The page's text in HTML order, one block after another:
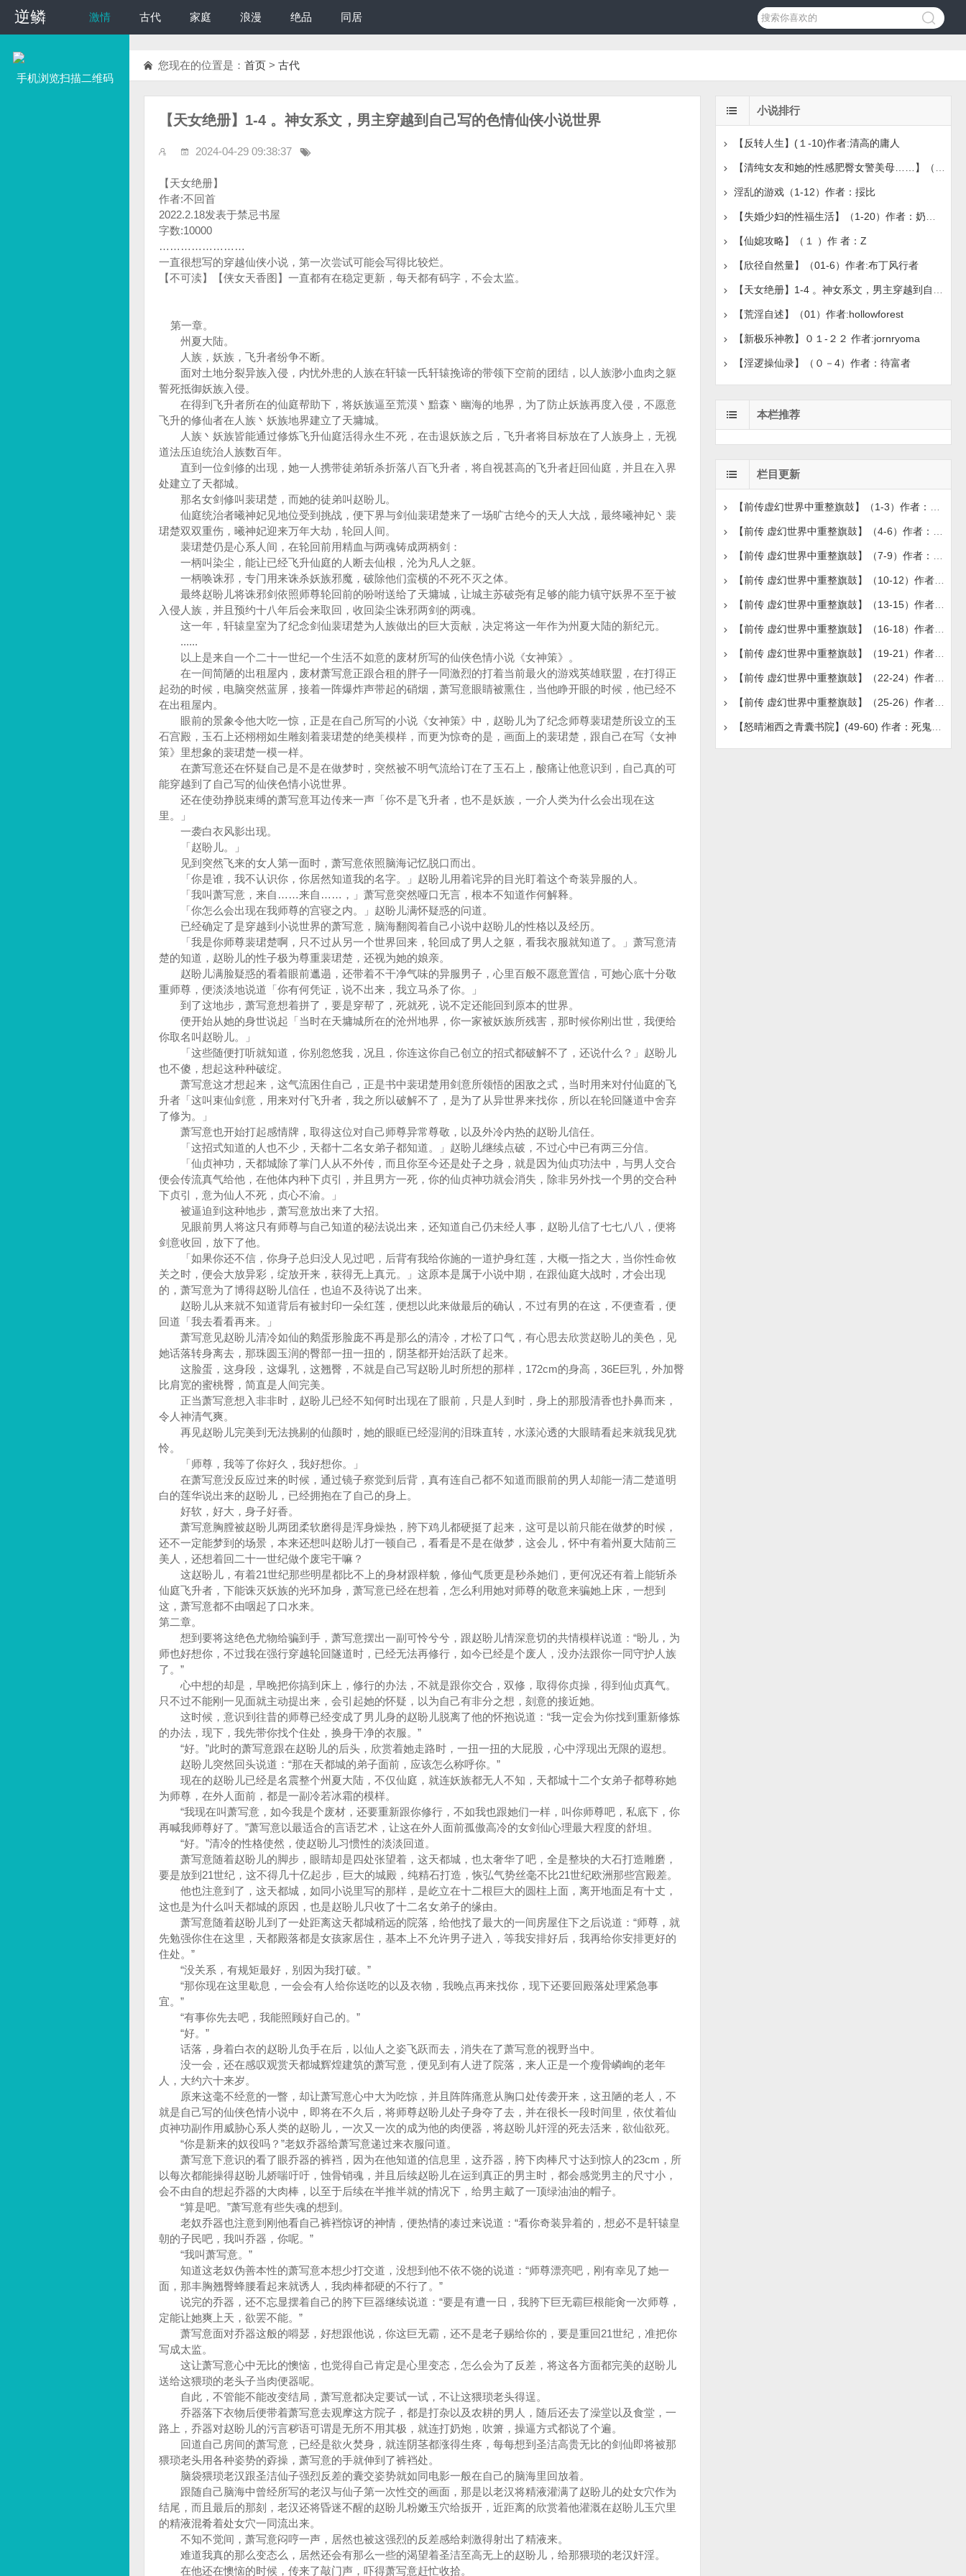
逆鳞
逆鳞 激情 古代 家庭 浪漫 绝品 同居
手机浏览扫描二维码
您现在的位置是： 首页 > 古代
【天女绝册】1-4 。神女系文，男主穿越到自己写的色情仙侠小说世界
2024-04-29 09:38:37
【天女绝册】
作者:不回首
2022.2.18发表于禁忌书屋
字数:10000
……………………
一直很想写的穿越仙侠小说，第一次尝试可能会写得比较烂。
【不可渎】【侠女天香图】一直都有在稳定更新，每天都有码字，不会太监。
第一章。
州夏大陆。
人族，妖族，飞升者纷争不断。
面对土地分裂异族入侵，内忧外患的人族在轩辕一氏轩辕挽谛的带领下空前的团结，以人族渺小血肉之躯
誓死抵御妖族入侵。
在得到飞升者所在的仙庭帮助下，将妖族逼至荒漠丶黯森丶幽海的地界，为了防止妖族再度入侵，不愿意
飞升的修仙者在人族丶妖族地界建立了天墉城。
人族丶妖族皆能通过修炼飞升仙庭活得永生不死，在击退妖族之后，飞升者将目标放在了人族身上，无视
道法压迫统治人族数百年。
直到一位剑修的出现，她一人携带徒弟斩杀折落八百飞升者，将自视甚高的飞升者赶回仙庭，并且在入界
处建立了天都城。
那名女剑修叫裴珺楚，而她的徒弟叫赵盼儿。
仙庭统治者曦神妃见地位受到挑战，便下界与剑仙裴珺楚来了一场旷古绝今的天人大战，最终曦神妃丶裴
珺楚双双重伤，曦神妃迎来万年大劫，轮回人间。
裴珺楚仍是心系人间，在轮回前用精血与两魂铸成两柄剑：
一柄叫染尘，能让已经飞升仙庭的人断去仙根，沦为凡人之躯。
一柄唤诛邪，专门用来诛杀妖族邪魔，破除他们蛮横的不死不灭之体。
最终赵盼儿将诛邪剑依照师尊轮回前的吩咐送给了天墉城，让城主苏破尧有足够的能力镇守妖界不至于被
入侵人族，并且预约十八年后会来取回，收回染尘诛邪两剑的两魂。
这一年，轩辕皇室为了纪念剑仙裴珺楚为人族做出的巨大贡献，决定将这一年作为州夏大陆的新纪元。
......
以上是来自一个二十一世纪一个生活不如意的废材所写的仙侠色情小说《女神策》。
在一间简陋的出租屋内，废材萧写意正跟合租的胖子一同激烈的打着当前最火的游戏英雄联盟，在打得正
起劲的时候，电脑突然蓝屏，接着一阵爆炸声带起的硝烟，萧写意眼睛被熏住，当他睁开眼的时候，他已经不
在出租屋内。
眼前的景象令他大吃一惊，正是在自己所写的小说《女神策》中，赵盼儿为了纪念师尊裴珺楚所设立的玉
石宫殿，玉石上还栩栩如生雕刻着裴珺楚的绝美模样，而更为惊奇的是，画面上的裴珺楚，跟自己在写《女神
策》里想象的裴珺楚一模一样。
在萧写意还在怀疑自己是不是在做梦时，突然被不明气流给订在了玉石上，酸痛让他意识到，自己真的可
能穿越到了自己写的仙侠色情小说世界。
还在使劲挣脱束缚的萧写意耳边传来一声「你不是飞升者，也不是妖族，一介人类为什么会出现在这
里。」
一袭白衣风影出现。
「赵盼儿。」
见到突然飞来的女人第一面时，萧写意依照脑海记忆脱口而出。
「你是谁，我不认识你，你居然知道我的名字。」赵盼儿用着诧异的目光盯着这个奇装异服的人。
「我叫萧写意，来自……来自……，」萧写意突然哑口无言，根本不知道作何解释。
「你怎么会出现在我师尊的宫寝之内。」赵盼儿满怀疑惑的问道。
已经确定了是穿越到小说世界的萧写意，脑海翻阅着自己小说中赵盼儿的性格以及经历。
「我是你师尊裴珺楚啊，只不过从另一个世界回来，轮回成了男人之躯，看我衣服就知道了。」萧写意清
楚的知道，赵盼儿的性子极为尊重裴珺楚，还视为她的娘亲。
赵盼儿满脸疑惑的看着眼前邋遢，还带着不干净气味的异服男子，心里百般不愿意置信，可她心底十分敬
重师尊，便淡淡地说道「你有何凭证，说不出来，我立马杀了你。」
到了这地步，萧写意想着拼了，要是穿帮了，死就死，说不定还能回到原本的世界。
便开始从她的身世说起「当时在天墉城所在的沧州地界，你一家被妖族所残害，那时候你刚出世，我便给
你取名叫赵盼儿。」
「这些随便打听就知道，你别忽悠我，况且，你连这你自己创立的招式都破解不了，还说什么？」赵盼儿
也不傻，想起这种种破绽。
萧写意这才想起来，这气流困住自己，正是书中裴珺楚用剑意所领悟的困敌之式，当时用来对付仙庭的飞
升者「这叫束仙剑意，用来对付飞升者，我之所以破解不了，是为了从异世界来找你，所以在轮回隧道中舍弃
了修为。」
萧写意也开始打起感情牌，取得这位对自己师尊异常尊敬，以及外冷内热的赵盼儿信任。
「这招式知道的人也不少，天都十二名女弟子都知道。」赵盼儿继续点破，不过心中已有两三分信。
「仙贞神功，天都城除了掌门人从不外传，而且你至今还是处子之身，就是因为仙贞功法中，与男人交合
便会传流真气给他，在他体内种下贞引，并且男方一死，你的仙贞神功就会消失，除非另外找一个男的交合种
下贞引，意为仙人不死，贞心不渝。」
被逼迫到这种地步，萧写意放出来了大招。
见眼前男人将这只有师尊与自己知道的秘法说出来，还知道自己仍未经人事，赵盼儿信了七七八八，便将
剑意收回，放下了他。
「如果你还不信，你身子总归没人见过吧，后背有我给你施的一道护身红莲，大概一指之大，当你性命攸
关之时，便会大放异彩，绽放开来，获得无上真元。」这原本是属于小说中期，在跟仙庭大战时，才会出现
的，萧写意为了博得赵盼儿信任，也迫不及待说了出来。
赵盼儿从来就不知道背后有被封印一朵红莲，便想以此来做最后的确认，不过有男的在这，不便查看，便
回道「我去看看再来。」
萧写意见赵盼儿清冷如仙的鹅蛋形脸庞不再是那么的清冷，才松了口气，有心思去欣赏赵盼儿的美色，见
她话落转身离去，那珠圆玉润的臀部一扭一扭的，阴茎都开始活跃了起来。
这脸蛋，这身段，这爆乳，这翘臀，不就是自己写赵盼儿时所想的那样，172cm的身高，36E巨乳，外加臀
比肩宽的蜜桃臀，简直是人间完美。
正当萧写意想入非非时，赵盼儿已经不知何时出现在了眼前，只是人到时，身上的那股清香也扑鼻而来，
令人神清气爽。
再见赵盼儿完美到无法挑剔的仙颜时，她的眼眶已经湿润的泪珠直转，水漾沁透的大眼睛看起来就我见犹
怜。
「师尊，我等了你好久，我好想你。」
在萧写意没反应过来的时候，通过镜子察觉到后背，真有连自己都不知道而眼前的男人却能一清二楚道明
白的莲华说出来的赵盼儿，已经拥抱在了自己的身上。
好软，好大，身子好香。
萧写意胸膛被赵盼儿两团柔软磨得是浑身燥热，胯下鸡儿都硬挺了起来，这可是以前只能在做梦的时候，
还不一定能梦到的场景，本来还想叫赵盼儿打一顿自己，看看是不是在做梦，这会儿，怀中有着州夏大陆前三
美人，还想着回二十一世纪做个废宅干嘛？
这赵盼儿，有着21世纪那些明星都比不上的身材跟样貌，修仙气质更是秒杀她们，更何况还有着上能斩杀
仙庭飞升者，下能诛灭妖族的光环加身，萧写意已经在想着，怎么利用她对师尊的敬意来骗她上床，一想到
这，萧写意都不由咽起了口水来。
第二章。
想到要将这绝色尤物给骗到手，萧写意摆出一副可怜兮兮，跟赵盼儿情深意切的共情模样说道：“盼儿，为
师也好想你，不过我在强行穿越轮回隧道时，已经无法再修行，如今已经是个废人，没办法跟你一同守护人族
了。”
心中想的却是，早晚把你搞到床上，修行的办法，不就是跟你交合，双修，取得你贞操，得到仙贞真气。
只不过不能刚一见面就主动提出来，会引起她的怀疑，以为自己有非分之想，刻意的接近她。
这时候，意识到往昔的师尊已经变成了男儿身的赵盼儿脱离了他的怀抱说道：“我一定会为你找到重新修炼
的办法，现下，我先带你找个住处，换身干净的衣服。”
“好。”此时的萧写意跟在赵盼儿的后头，欣赏着她走路时，一扭一扭的大屁股，心中浮现出无限的遐想。
赵盼儿突然回头说道：“那在天都城的弟子面前，应该怎么称呼你。”
现在的赵盼儿已经是名震整个州夏大陆，不仅仙庭，就连妖族都无人不知，天都城十二个女弟子都尊称她
为师尊，在外人面前，都是一副冷若冰霜的模样。
“我现在叫萧写意，如今我是个废材，还要重新跟你修行，不如我也跟她们一样，叫你师尊吧，私底下，你
再喊我师尊好了。”萧写意以最适合的言语艺术，让这在外人面前孤傲高冷的女剑仙心理最大程度的舒坦。
“好。”清冷的性格使然，使赵盼儿习惯性的淡淡回道。
萧写意随着赵盼儿的脚步，眼睛却是四处张望着，这天都城，也太奢华了吧，全是整块的大石打造雕磨，
要是放到21世纪，这不得几十亿起步，巨大的城殿，纯精石打造，恢弘气势丝毫不比21世纪欧洲那些宫殿差。
他也注意到了，这天都城，如同小说里写的那样，是屹立在十二根巨大的圆柱上面，离开地面足有十丈，
这也是为什么叫天都城的原因，也是赵盼儿只收了十二名女弟子的缘由。
萧写意随着赵盼儿到了一处距离这天都城稍远的院落，给他找了最大的一间房屋住下之后说道：“师尊，就
先勉强你住在这里，天都殿落都是女孩家居住，基本上不允许男子进入，等我安排好后，我再给你安排更好的
住处。”
“没关系，有规矩最好，别因为我打破。”
“那你现在这里歇息，一会会有人给你送吃的以及衣物，我晚点再来找你，现下还要回殿落处理紧急事
宜。”
“有事你先去吧，我能照顾好自己的。”
“好。”
话落，身着白衣的赵盼儿负手在后，以仙人之姿飞跃而去，消失在了萧写意的视野当中。
没一会，还在感叹观赏天都城辉煌建筑的萧写意，便见到有人进了院落，来人正是一个瘦骨嶙峋的老年
人，大约六十来岁。
原来这毫不经意的一瞥，却让萧写意心中大为吃惊，并且阵阵痛意从胸口处传袭开来，这丑陋的老人，不
就是自己写的仙侠色情小说中，即将在不久后，将师尊赵盼儿处子身夺了去，并在很长一段时间里，依仗着仙
贞神功副作用威胁心系人类的赵盼儿，一次又一次的成为他的肉便器，将赵盼儿奸淫的死去活来，欲仙欲死。
“你是新来的奴役吗？”老奴乔器给萧写意递过来衣服问道。
萧写意下意识的看了眼乔器的裤裆，因为在他知道的信息里，这乔器，胯下肉棒尺寸达到惊人的23cm，所
以每次都能操得赵盼儿娇喘吁吁，蚀骨销魂，并且后续赵盼儿在运到真正的男主时，都会感觉男主的尺寸小，
会不由自的想起乔器的大肉棒，以至于后续在半推半就的情况下，给男主戴了一顶绿油油的帽子。
“算是吧。”萧写意有些失魂的想到。
老奴乔器也注意到刚他看自己裤裆惊讶的神情，便热情的凑过来说道：“看你奇装异着的，想必不是轩辕皇
朝的子民吧，我叫乔器，你呢。”
“我叫萧写意。”
知道这老奴伪善本性的萧写意本想少打交道，没想到他不依不饶的说道：“师尊漂亮吧，刚有幸见了她一
面，那丰胸翘臀蜂腰看起来就诱人，我肉棒都硬的不行了。”
说完的乔器，还不忘显摆着自己的胯下巨器继续说道：“要是有遭一日，我胯下巨无霸巨根能肏一次师尊，
定能让她爽上天，欲罢不能。”
萧写意面对乔器这般的嘚瑟，好想跟他说，你这巨无霸，还不是老子赐给你的，要是重回21世纪，准把你
写成太监。
这让萧写意心中无比的懊恼，也觉得自己肯定是心里变态，怎么会为了反差，将这各方面都完美的赵盼儿
送给这猥琐的老头子当肉便器呢。
自此，不管能不能改变结局，萧写意都决定要试一试，不让这猥琐老头得逞。
乔器落下衣物后便带着萧写意去观摩这方院子，都是打杂以及农耕的男人，随后还去了澡堂以及食堂，一
路上，乔器对赵盼儿的污言秽语可谓是无所不用其极，就连打奶炮，吹箫，操逼方式都说了个遍。
回道自己房间的萧写意，已经是欲火焚身，就连阴茎都涨得生疼，每每想到圣洁高贵无比的剑仙即将被那
猥琐老头用各种姿势的孬操，萧写意的手就伸到了裤裆处。
脑袋猥琐老汉跟圣洁仙子强烈反差的囊交姿势就如同电影一般在自己的脑海里回放着。
跟随自己脑海中曾经所写的老汉与仙子第一次性交的画面，那是以老汉将精液灌满了赵盼儿的处女穴作为
结尾，而且最后的那刻，老汉还将昏迷不醒的赵盼儿粉嫩玉穴给扳开，近距离的欣赏着他灌溉在赵盼儿玉穴里
的精液混肴着处女穴一同流出来。
不知不觉间，萧写意闷哼一声，居然也被这强烈的反差感给刺激得射出了精液来。
难道我真的那么变态么，居然还会有那么一些的渴望着圣洁至高无上的赵盼儿，给那猥琐的老汉奸淫。
在他还在懊恼的时候，传来了敲门声，吓得萧写意赶忙收拾。
小说排行
【反转人生】(１-10)作者:清高的庸人
淫乱的游戏（1-12）作者：挼比
【仙媳攻略】（１ ）作 者：Z
【欣径自然量】（01-6）作者:布丁风行者
【荒淫自述】（01）作者:hollowforest
【新极乐神教】０１-２２ 作者:jornryoma
【淫逻操仙录】（０－4）作者：待富者
本栏推荐
栏目更新
【前传 虚幻世界中重整旗鼓】（10-12）作者：真瑞
【前传 虚幻世界中重整旗鼓】（13-15）作者：真瑞
【前传 虚幻世界中重整旗鼓】（16-18）作者：真瑞
【前传 虚幻世界中重整旗鼓】（19-21）作者：真瑞
【前传 虚幻世界中重整旗鼓】（22-24）作者：真瑞
【前传 虚幻世界中重整旗鼓】（25-26）作者：真瑞
【怒晴湘西之青囊书院】(49-60) 作者：死鬼吹灯